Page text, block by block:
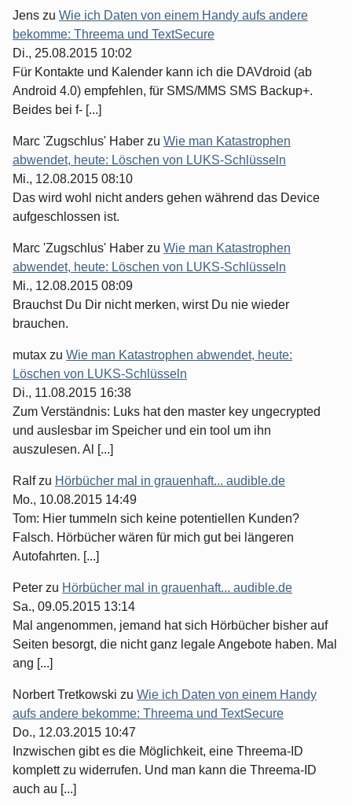
Jens zu Wie ich Daten von einem Handy aufs andere
bekomme: Threema und TextSecure
Di., 25.08.2015 10:02
Für Kontakte und Kalender kann ich die DAVdroid (ab
Android 4.0) empfehlen, für SMS/MMS SMS Backup+.
Beides bei f- [...]
Marc 'Zugschlus' Haber zu Wie man Katastrophen
abwendet, heute: Löschen von LUKS-Schlüsseln
Mi., 12.08.2015 08:10
Das wird wohl nicht anders gehen während das Device
aufgeschlossen ist.
Marc 'Zugschlus' Haber zu Wie man Katastrophen
abwendet, heute: Löschen von LUKS-Schlüsseln
Mi., 12.08.2015 08:09
Brauchst Du Dir nicht merken, wirst Du nie wieder
brauchen.
mutax zu Wie man Katastrophen abwendet, heute:
Löschen von LUKS-Schlüsseln
Di., 11.08.2015 16:38
Zum Verständnis: Luks hat den master key ungecrypted
und auslesbar im Speicher und ein tool um ihn
auszulesen. Al [...]
Ralfzu Hörbücher mal in grauenhaft... audible.de
Mo., 10.08.2015 14:49
Tom: Hier tummeln sich keine potentiellen Kunden?
Falsch. Hörbücher wären für mich gut bei längeren
Autofahrten. [...]
Peter zu Hörbücher mal in grauenhaft... audible.de
Sa., 09.05.2015 13:14
Mal angenommen, jemand hat sich Hörbücher bisher auf
Seiten besorgt, die nicht ganz legale Angebote haben. Mal
ang [...]
Norbert Tretkowski zu Wie ich Daten von einem Handy
aufs andere bekomme: Threema und TextSecure
Do., 12.03.2015 10:47
Inzwischen gibt es die Möglichkeit, eine Threema-ID
komplett zu widerrufen. Und man kann die Threema-ID
auch au [...]